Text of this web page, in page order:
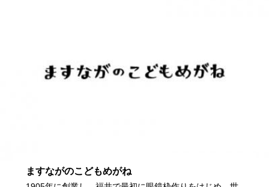
ますながのこどもめがね